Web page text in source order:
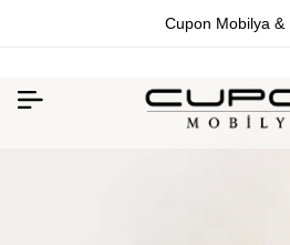
İletişim☎️0533-